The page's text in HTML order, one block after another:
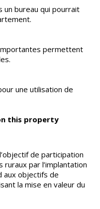
un bureau qui pourrait
permettent
une utilisation de
this property
de participation
par l’implantation
objectifs de
la mise en valeur du